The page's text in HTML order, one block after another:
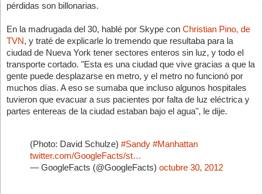
pérdidas son billonarias.
En la madrugada del 30, hablé por Skype con Christian Pino, de
TVN, y traté de explicarle lo tremendo que resultaba para la
ciudad de Nueva York tener sectores enteros sin luz, y todo el
transporte cortado. "Esta es una ciudad que vive gracias a que la
gente puede desplazarse en metro, y el metro no funcionó por
muchos días. A eso se sumaba que incluso algunos hospitales
tuvieron que evacuar a sus pacientes por falta de luz eléctrica y
partes entereas de la ciudad estaban bajo el agua", le dije.
(Photo: David Schulze) #Sandy #Manhattan
twitter.com/GoogleFacts/st…
— GoogleFacts (@GoogleFacts) octubre 30, 2012